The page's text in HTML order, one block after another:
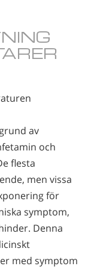
av
och
flesta
men vissa
för
symptom,
Denna
med symptom